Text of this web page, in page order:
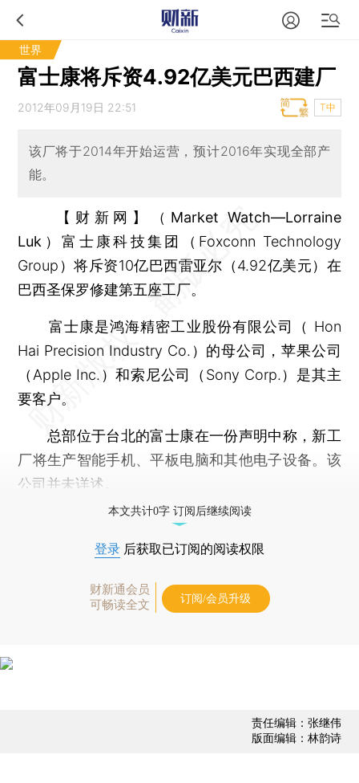
世界
富士康将斥资4.92亿美元巴西建厂
2012年09月19日 22:51 T中
该厂将于2014年开始运营，预计2016年实现全部产
能。
【财新网】（Market Watch—Lorraine
Luk）富士康科技集团（Foxconn Technology
Group）将斥资10亿巴西雷亚尔（4.92亿美元）在
巴西圣保罗修建第五座工厂。
富士康是鸿海精密工业股份有限公司（ Hon
Hai Precision Industry Co.）的母公司，苹果公司
（Apple Inc.）和索尼公司（Sony Corp.）是其主
要客户。
总部位于台北的富士康在一份声明中称，新工
厂将生产智能手机、平板电脑和其他电子设备。该
公司并未详述。
本文共计0字 订阅后继续阅读
登录 后获取已订阅的阅读权限
财新通会员
可畅读全文
订阅/会员升级
责任编辑：张继伟
版面编辑：林韵诗